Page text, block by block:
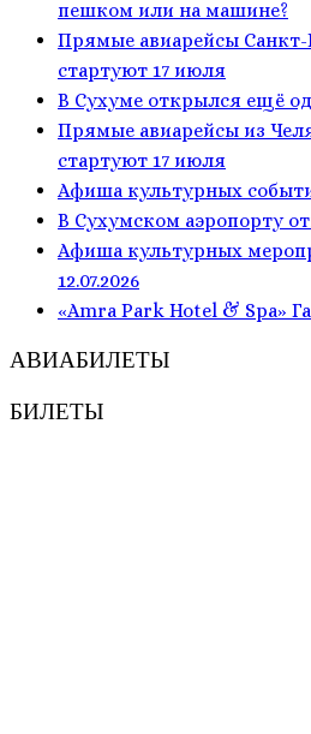
пешком или на машине?
Прямые авиарейсы Санкт-
стартуют 17 июля
В Сухуме открылся ещё
Прямые авиарейсы из
стартуют 17 июля
Афиша культурных событий
В Сухумском аэропорту
Афиша культурных
12.07.2026
«Amra Park Hotel & Spa»
АВИАБИЛЕТЫ
БИЛЕТЫ